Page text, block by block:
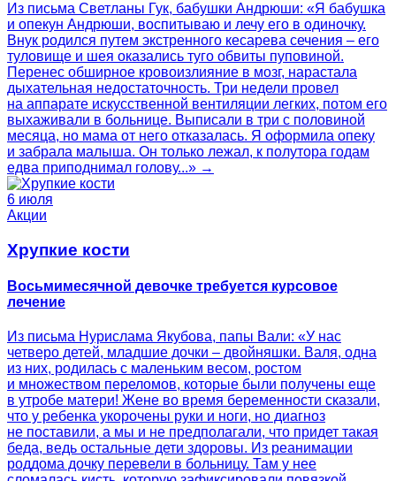
Из письма Светланы Гук, бабушки Андрюши: «Я бабушка
и опекун Андрюши, воспитываю и лечу его в одиночку.
Внук родился путем экстренного кесарева сечения – его
туловище и шея оказались туго обвиты пуповиной.
Перенес обширное кровоизлияние в мозг, нарастала
дыхательная недостаточность. Три недели провел
на аппарате искусственной вентиляции легких, потом его
выхаживали в больнице. Выписали в три с половиной
месяца, но мама от него отказалась. Я оформила опеку
и забрала малыша. Он только лежал, к полутора годам
едва приподнимал голову...» →
6 июля
Акции
Хрупкие кости
Восьмимесячной девочке требуется курсовое
лечение
Из письма Нурислама Якубова, папы Вали: «У нас
четверо детей, младшие дочки – двойняшки. Валя, одна
из них, родилась с маленьким весом, ростом
и множеством переломов, которые были получены еще
в утробе матери! Жене во время беременности сказали,
что у ребенка укорочены руки и ноги, но диагноз
не поставили, а мы и не предполагали, что придет такая
беда, ведь остальные дети здоровы. Из реанимации
роддома дочку перевели в больницу. Там у нее